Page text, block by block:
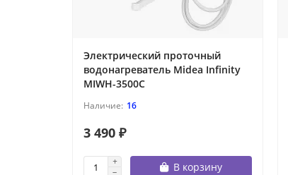
Электрический проточный
водонагреватель Midea Infinity
MIWH-3500C
16
3 490 ₽
В корзину